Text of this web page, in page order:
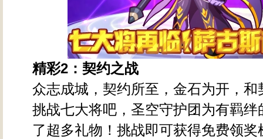
精彩2 ：契约之战
众志成城，契约所至，金石为开，和
挑战七大将吧，圣空守护团为有羁绊
了超多礼物！挑战即可获得免费领奖